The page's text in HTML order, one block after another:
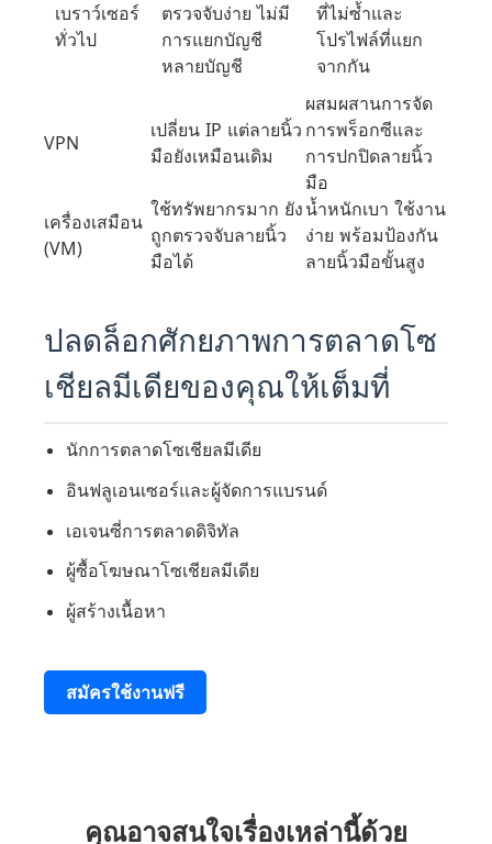
เบราว์เซอร์
ทั่วไป
ตรวจจับง่าย ไม่มี
การแยกบัญชี
หลายบัญชี
ที่ไม่ซ้ำและ
โปรไฟล์ที่แยก
จากกัน
VPN
เปลี่ยน IP แต่ลายนิ้ว
มือยังเหมือนเดิม
ผสมผสานการจัด
การพร็อกซีและ
การปกปิดลายนิ้ว
มือ
เครื่องเสมือน
(VM)
ใช้ทรัพยากรมาก ยัง
ถูกตรวจจับลายนิ้ว
มือได้
น้ำหนักเบา ใช้งาน
ง่าย พร้อมป้องกัน
ลายนิ้วมือขั้นสูง
ปลดล็อกศักยภาพการตลาดโซ
เชียลมีเดียของคุณให้เต็มที่
นักการตลาดโซเชียลมีเดีย
อินฟลูเอนเซอร์และผู้จัดการแบรนด์
เอเจนซี่การตลาดดิจิทัล
ผู้ซื้อโฆษณาโซเชียลมีเดีย
ผู้สร้างเนื้อหา
สมัครใช้งานฟรี
คุณอาจสนใจเรื่องเหล่านี้ด้วย